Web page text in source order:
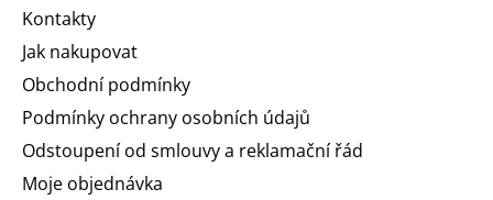
Kontakty
Jak nakupovat
Obchodní podmínky
Podmínky ochrany osobních údajů
Odstoupení od smlouvy a reklamační řád
Moje objednávka